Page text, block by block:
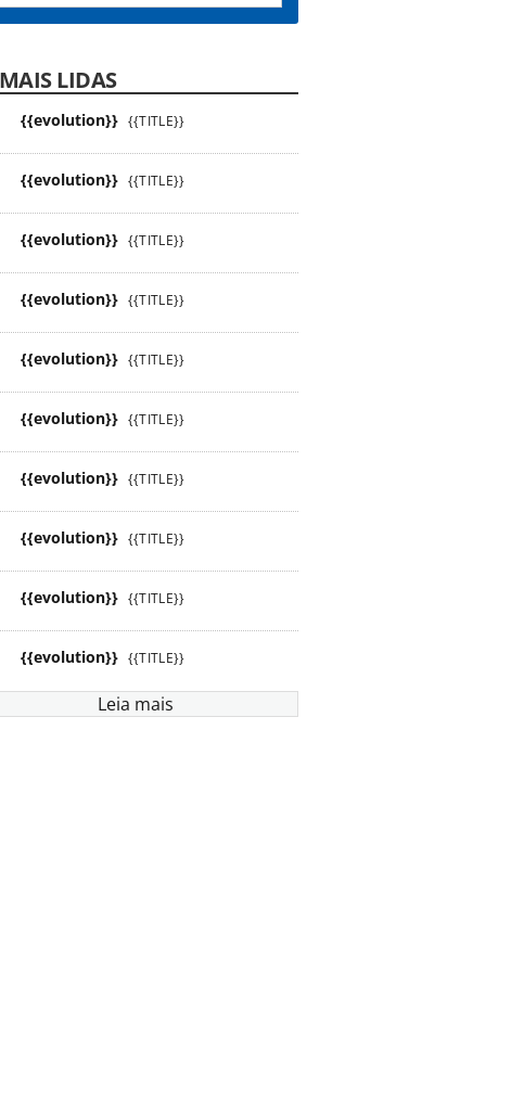
MAIS LIDAS
{{evolution}} {{TITLE}}
{{evolution}} {{TITLE}}
{{evolution}} {{TITLE}}
{{evolution}} {{TITLE}}
{{evolution}} {{TITLE}}
{{evolution}} {{TITLE}}
{{evolution}} {{TITLE}}
{{evolution}} {{TITLE}}
{{evolution}} {{TITLE}}
{{evolution}} {{TITLE}}
Leia mais